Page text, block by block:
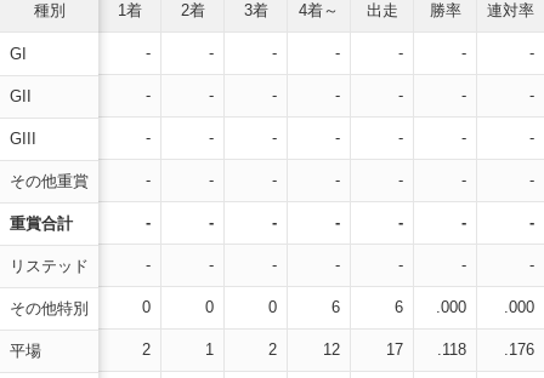
種別
GI
GII
GIII
その他重賞
重賞合計
リステッド
その他特別
平場
1着 2着 3着 4着～ 出走 勝率 連対率
- - - - - - -
- - - - - - -
- - - - - - -
- - - - - - -
- - - - - - -
- - - - - - -
0 0 0 6 6 .000 .000
2 1 2 12 17 .118 .176